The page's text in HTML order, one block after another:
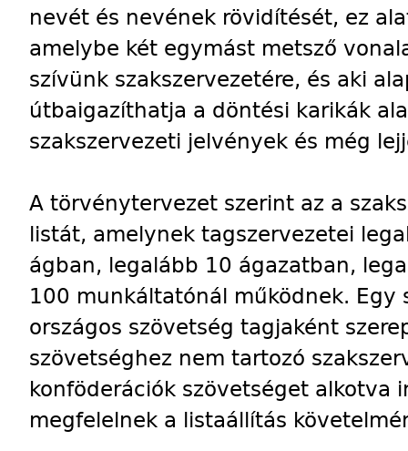
nevét és nevének rövidítését, ez
amelybe két egymást metsző
szívünk szakszervezetére, és aki
útbaigazíthatja a döntési karikák
szakszervezeti jelvények és még
A törvénytervezet szerint az a
listát, amelynek tagszervezetei
ágban, legalább 10 ágazatban,
100 munkáltatónál működnek. Egy
országos szövetség tagjaként
szövetséghez nem tartozó
konföderációk szövetséget alkotva
megfelelnek a listaállítás